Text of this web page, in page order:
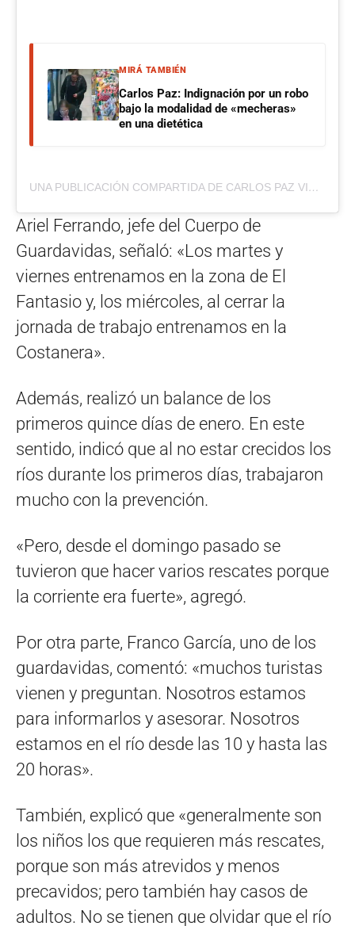
MIRÁ TAMBIÉN
Carlos Paz: Indignación por un robo
bajo la modalidad de «mecheras»
en una dietética
UNA PUBLICACIÓN COMPARTIDA DE CARLOS PAZ VIVO (@CARLOSPAZVIVO)
Ariel Ferrando, jefe del Cuerpo de
Guardavidas, señaló: «Los martes y
viernes entrenamos en la zona de El
Fantasio y, los miércoles, al cerrar la
jornada de trabajo entrenamos en la
Costanera».
Además, realizó un balance de los
primeros quince días de enero. En este
sentido, indicó que al no estar crecidos los
ríos durante los primeros días, trabajaron
mucho con la prevención.
«Pero, desde el domingo pasado se
tuvieron que hacer varios rescates porque
la corriente era fuerte», agregó.
Por otra parte, Franco García, uno de los
guardavidas, comentó: «muchos turistas
vienen y preguntan. Nosotros estamos
para informarlos y asesorar. Nosotros
estamos en el río desde las 10 y hasta las
20 horas».
También, explicó que «generalmente son
los niños los que requieren más rescates,
porque son más atrevidos y menos
precavidos; pero también hay casos de
adultos. No se tienen que olvidar que el río